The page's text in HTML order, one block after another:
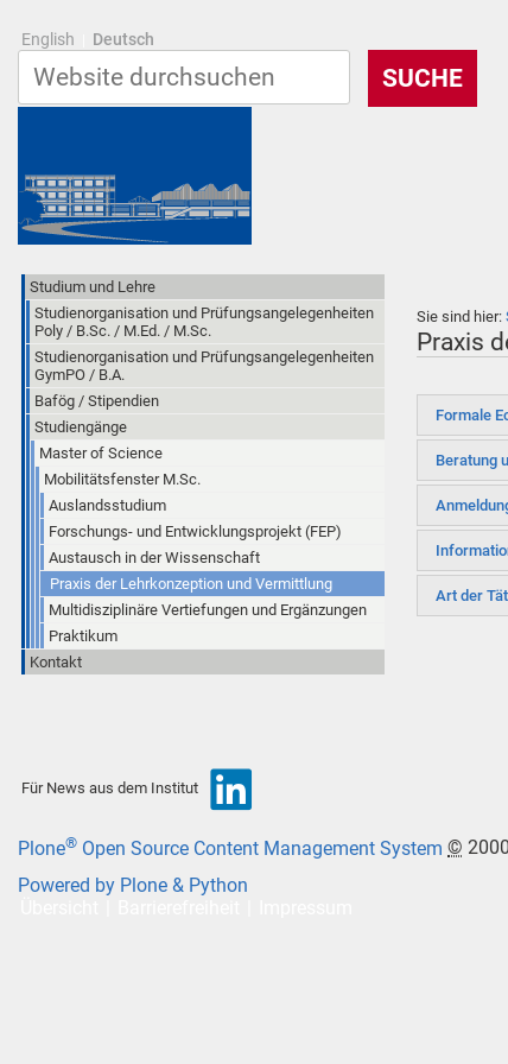
English Deutsch
Sie sind hier:
Praxis
Formale
Beratung
Art der
Studium und Lehre
Studienorganisation und Prüfungsangelegenheiten
Poly / B.Sc. / M.Ed. / M.Sc.
Studienorganisation und Prüfungsangelegenheiten
GymPO / B.A.
Bafög / Stipendien
Studiengänge
Master of Science
Mobilitätsfenster M.Sc.
Auslandsstudium
Forschungs- und Entwicklungsprojekt (FEP)
Austausch in der Wissenschaft
Praxis der Lehrkonzeption und Vermittlung
Multidisziplinäre Vertiefungen und Ergänzungen
Praktikum
Kontakt
Für News aus dem Institut
Plone® Open Source Content Management System ©
Powered by Plone & Python